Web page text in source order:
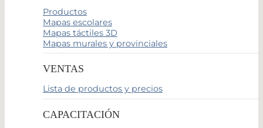
Productos
Mapas escolares
Mapas táctiles 3D
Mapas murales y provinciales
VENTAS
Lista de productos y precios
CAPACITACIÓN